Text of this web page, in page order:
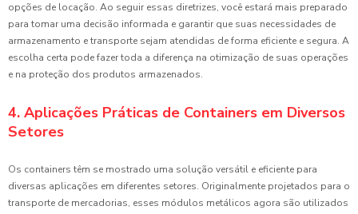
opções de locação. Ao seguir essas diretrizes, você estará mais preparado
para tomar uma decisão informada e garantir que suas necessidades de
armazenamento e transporte sejam atendidas de forma eficiente e segura. A
escolha certa pode fazer toda a diferença na otimização de suas operações
e na proteção dos produtos armazenados.
4. Aplicações Práticas de Containers em Diversos
Setores
Os containers têm se mostrado uma solução versátil e eficiente para
diversas aplicações em diferentes setores. Originalmente projetados para o
transporte de mercadorias, esses módulos metálicos agora são utilizados